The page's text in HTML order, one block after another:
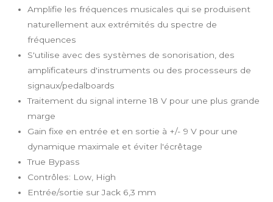
Amplifie les fréquences musicales qui se produisent
naturellement aux extrémités du spectre de
fréquences
S'utilise avec des systèmes de sonorisation, des
amplificateurs d'instruments ou des processeurs de
signaux/pedalboards
Traitement du signal interne 18 V pour une plus grande
marge
Gain fixe en entrée et en sortie à +/- 9 V pour une
dynamique maximale et éviter l'écrêtage
True Bypass
Contrôles: Low, High
Entrée/sortie sur Jack 6,3 mm